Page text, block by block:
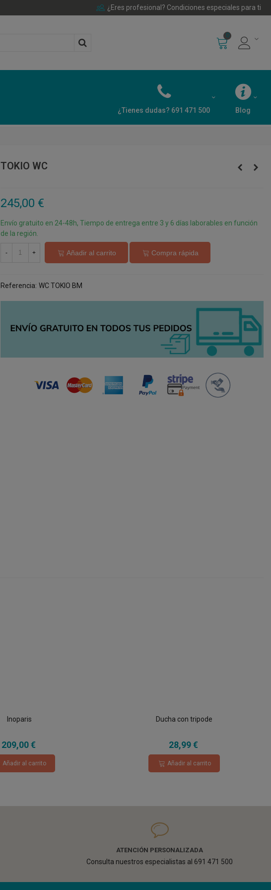
¿Eres profesional? Condiciones especiales para ti
0
¿Tienes dudas? 691 471 500 Blog
TOKIO WC
245,00 €
Envío gratuito en 24-48h, Tiempo de entrega entre 3 y 6 días laborables en función
de la región.
- + Añadir al carrito Compra rápida
Referencia: WC TOKIO BM
Inoparis
209,00 €
Añadir al carrito
Ducha con tripode
28,99 €
Añadir al carrito
ATENCIÓN PERSONALIZADA
Consulta nuestros especialistas al 691 471 500